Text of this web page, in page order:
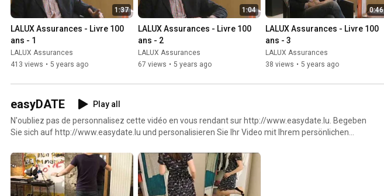
1:37
LALUX Assurances - Livre 100
ans - 1
LALUX Assurances
413 views • 5 years ago
1:04
LALUX Assurances - Livre 100
ans - 2
LALUX Assurances
67 views • 5 years ago
0:46
LALUX Assurances - Livre 100
ans - 3
LALUX Assurances
38 views • 5 years ago
easyDATE
Play all
N'oubliez pas de personnalisez cette vidéo en vous rendant sur http://www.easydate.lu. Begeben
Sie sich auf http://www.easydate.lu und personalisieren Sie Ihr Video mit Ihrem persönlichen
profile picture.